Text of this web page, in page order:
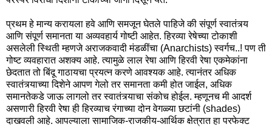
प्रथम हे मान्य करायला हवे आणि समजून घेतले पाहिजे की संपूर्ण स्वातंत्र्य
आणि संपूर्ण समानता या अव्यवहार्य गोष्टी आहेत. हिरव्या रेषेच्या टोकाशी
असलेली स्थिती म्हणजे अराजकवादी मंडळींचा (Anarchists) स्वर्गच..! पण ती
गोष्ट व्यवहारात अशक्य आहे. त्यामुळे लाल रेषा आणि हिरवी रेषा एकमेकांना
छेदतात तो बिंदू गाठायचा प्रयत्न करणे आवश्यक आहे. त्यानंतर अधिक
स्वातंत्र्याच्या दिशेने आपण गेलो तर समानता कमी होत जाईल, अधिक
समानतेकडे जाऊ लागलो तर स्वातंत्र्याचा संकोच होईल. म्हणूनच मी आदर्श
असणारी हिरवी रेषा ही हिरव्याच रंगाच्या दोन वेगळ्या छटांनी (shades)
दाखवली आहे. आपल्याला सामाजिक-राजकीय-आर्थिक क्षेत्रात हा परफेक्ट